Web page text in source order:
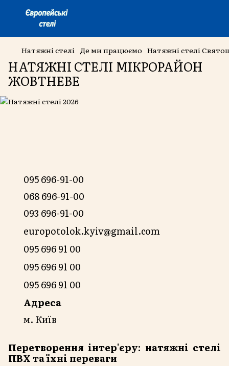
Натяжні стелі Де ми працюємо Натяжні стелі
НАТЯЖНІ СТЕЛІ МІКРОРАЙОН
ЖОВТНЕВЕ
095 696-91-00
068 696-91-00
093 696-91-00
europotolok.kyiv@gmail.com
095 696 91 00
095 696 91 00
095 696 91 00
Адреса
м. Київ
Перетворення інтер'єру: натяжні стелі
ПВХ та їхні переваги